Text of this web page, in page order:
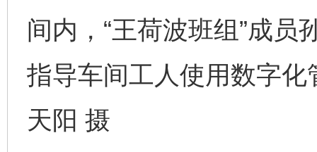
间内，“王荷波班组”成
指导车间工人使用数字
天阳 摄